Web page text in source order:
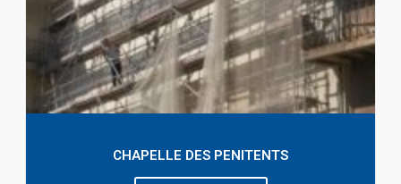
CHAPELLE DES PENITENTS